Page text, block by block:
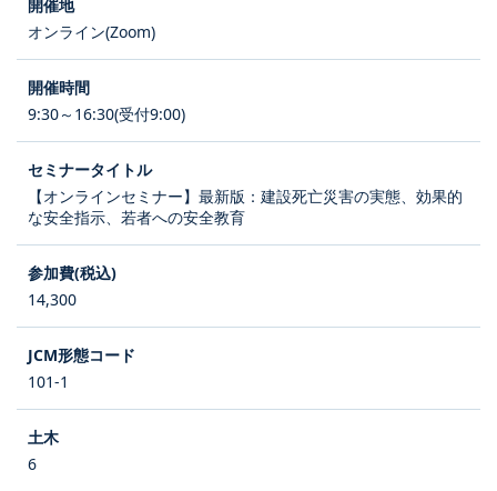
オンライン(Zoom)
9:30～16:30(受付9:00)
【オンラインセミナー】最新版：建設死亡災害の実態、効果的
な安全指示、若者への安全教育
14,300
101-1
6